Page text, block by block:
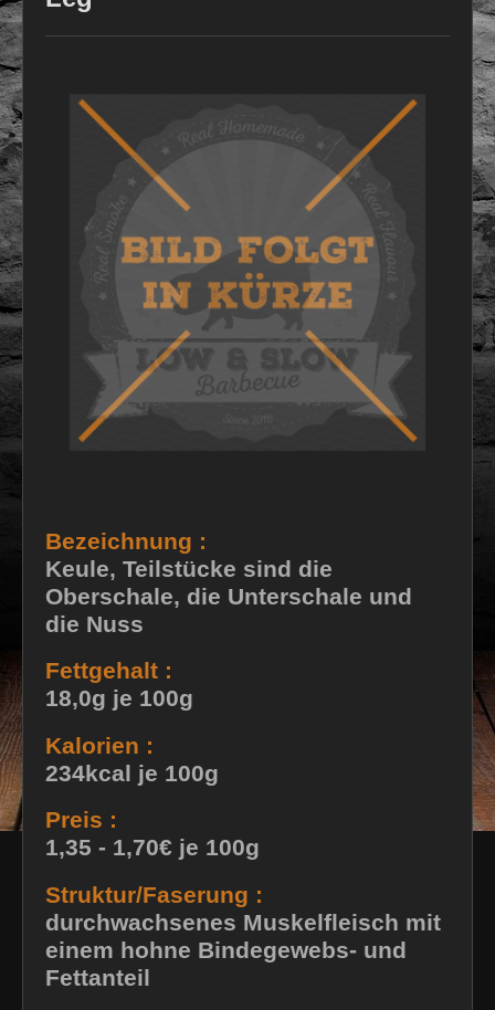
Bezeichnung :
Keule, Teilstücke sind die
Oberschale, die Unterschale und
die Nuss
Fettgehalt :
18,0g je 100g
Kalorien :
234kcal je 100g
Preis :
1,35 - 1,70€ je 100g
Struktur/Faserung :
durchwachsenes Muskelfleisch mit
einem hohne Bindegewebs- und
Fettanteil